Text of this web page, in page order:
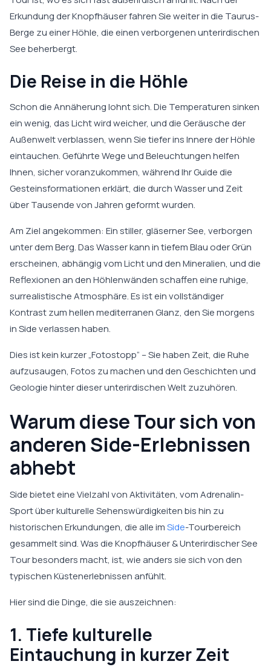
Erkundung der Knopfhäuser fahren Sie weiter in die Taurus-
Berge zu einer Höhle, die einen verborgenen unterirdischen
See beherbergt.
Die Reise in die Höhle
Schon die Annäherung lohnt sich. Die Temperaturen sinken
ein wenig, das Licht wird weicher, und die Geräusche der
Außenwelt verblassen, wenn Sie tiefer ins Innere der Höhle
eintauchen. Geführte Wege und Beleuchtungen helfen
Ihnen, sicher voranzukommen, während Ihr Guide die
Gesteinsformationen erklärt, die durch Wasser und Zeit
über Tausende von Jahren geformt wurden.
Am Ziel angekommen: Ein stiller, gläserner See, verborgen
unter dem Berg. Das Wasser kann in tiefem Blau oder Grün
erscheinen, abhängig vom Licht und den Mineralien, und die
Reflexionen an den Höhlenwänden schaffen eine ruhige,
surrealistische Atmosphäre. Es ist ein vollständiger
Kontrast zum hellen mediterranen Glanz, den Sie morgens
in Side verlassen haben.
Dies ist kein kurzer „Fotostopp“ – Sie haben Zeit, die Ruhe
aufzusaugen, Fotos zu machen und den Geschichten und
Geologie hinter dieser unterirdischen Welt zuzuhören.
Warum diese Tour sich von
anderen Side-Erlebnissen
abhebt
Side bietet eine Vielzahl von Aktivitäten, vom Adrenalin-
Sport über kulturelle Sehenswürdigkeiten bis hin zu
historischen Erkundungen, die alle imSide-Tourbereich
gesammelt sind. Was die Knopfhäuser & Unterirdischer See
Tour besonders macht, ist, wie anders sie sich von den
typischen Küstenerlebnissen anfühlt.
Hier sind die Dinge, die sie auszeichnen:
1. Tiefe kulturelle
Eintauchung in kurzer Zeit